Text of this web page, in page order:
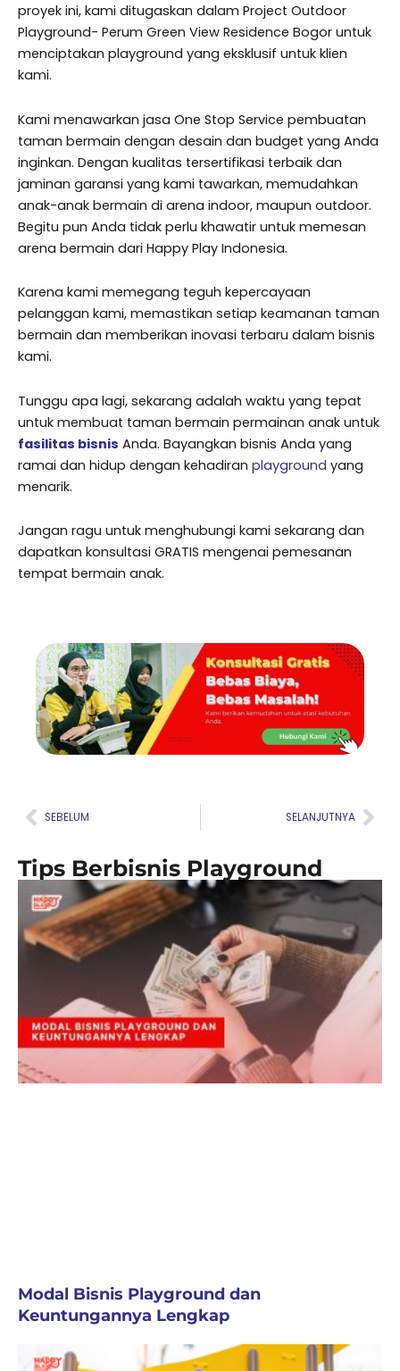
proyek ini, kami ditugaskan dalam Project Outdoor
Playground- Perum Green View Residence Bogor untuk
menciptakan playground yang eksklusif untuk klien
kami.
Kami menawarkan jasa One Stop Service pembuatan
taman bermain dengan desain dan budget yang Anda
inginkan. Dengan kualitas tersertifikasi terbaik dan
jaminan garansi yang kami tawarkan, memudahkan
anak-anak bermain di arena indoor, maupun outdoor.
Begitu pun Anda tidak perlu khawatir untuk memesan
arena bermain dari Happy Play Indonesia.
Karena kami memegang teguh kepercayaan
pelanggan kami, memastikan setiap keamanan taman
bermain dan memberikan inovasi terbaru dalam bisnis
kami.
Tunggu apa lagi, sekarang adalah waktu yang tepat
untuk membuat taman bermain permainan anak untuk
fasilitas bisnis Anda. Bayangkan bisnis Anda yang
ramai dan hidup dengan kehadiran playground yang
menarik.
Jangan ragu untuk menghubungi kami sekarang dan
dapatkan konsultasi GRATIS mengenai pemesanan
tempat bermain anak.
Prev
SEBELUM SELANJUTNYA
Tips Berbisnis Playground
Modal Bisnis Playground dan
Keuntungannya Lengkap